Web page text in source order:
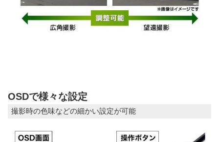
OSDで様々な設定
撮影時の色味などの細かい設定が可能